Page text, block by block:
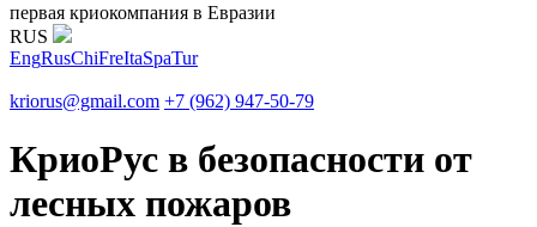
первая криокомпания в Евразии
RUS
EngRusChiFreItaSpaTur
kriorus@gmail.com +7 (962) 947-50-79
КриоРус в безопасности от
лесных пожаров